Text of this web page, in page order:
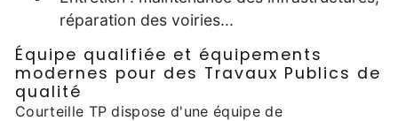
réparation des voiries...
Équipe qualifiée et équipements
modernes pour des Travaux Publics de
qualité
Courteille TP dispose d'une équipe de